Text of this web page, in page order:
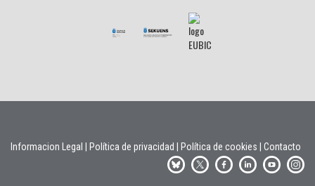
Informacion Legal Política de privacidad Política de cookies Contacto